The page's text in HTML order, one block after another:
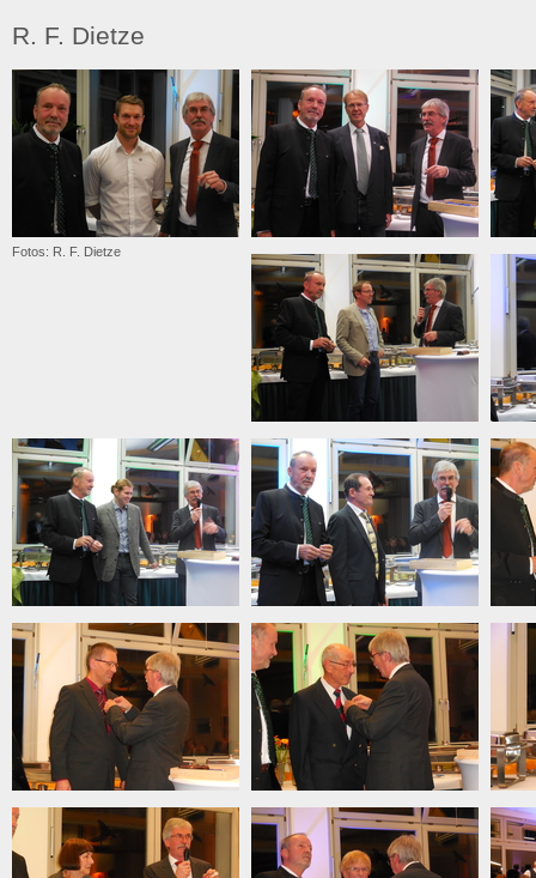
R. F. Dietze
Fotos: R. F. Dietze